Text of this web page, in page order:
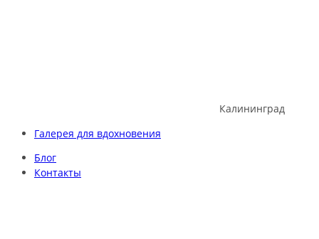
Калининград
Галерея для вдохновения
Блог
Контакты